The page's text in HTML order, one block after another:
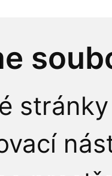
MHD |